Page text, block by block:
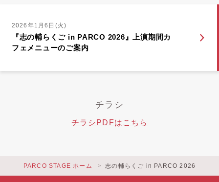
2026年1月6日(火)
『志の輔らくご in PARCO 2026』上演期間カ
フェメニューのご案内
チラシ
チラシPDFはこちら
PARCO STAGE ホーム 志の輔らくご in PARCO 2026